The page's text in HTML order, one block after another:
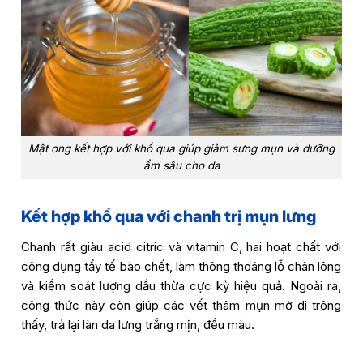
Mật ong kết hợp với khổ qua giúp giảm sưng mụn và dưỡng
ẩm sâu cho da
Kết hợp khổ qua với chanh trị mụn lưng
Chanh rất giàu acid citric và vitamin C, hai hoạt chất với
công dụng tẩy tế bào chết, làm thông thoáng lỗ chân lông
và kiểm soát lượng dầu thừa cực kỳ hiệu quả. Ngoài ra,
công thức này còn giúp các vết thâm mụn mờ đi trông
thấy, trả lại làn da lưng trắng mịn, đều màu.